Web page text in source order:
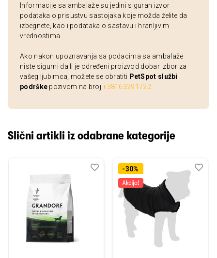
Informacije sa ambalaže su jedini siguran izvor
podataka o prisustvu sastojaka koje možda želite da
izbegnete, kao i podataka o sastavu i hranljivim
vrednostima.
Ako nakon upoznavanja sa podacima sa ambalaže
niste sigurni da li je određeni proizvod dobar izbor za
vašeg ljubimca, možete se obratiti PetSpot službi
podrške pozivom na broj+38163291722
Slični artikli iz odabrane kategorije
Dodaj
Uporedi-30%